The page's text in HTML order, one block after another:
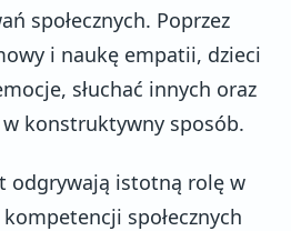
społecznych. Poprzez
i naukę empatii, dzieci
słuchać innych oraz
konstruktywny sposób.
odgrywają istotną rolę w
społecznych